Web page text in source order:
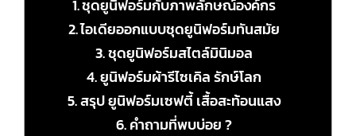
ชุดยูนิฟอร์มกับภาพลักษณ์องค์กร
ไอเดียออกแบบชุดยูนิฟอร์มทันสมัย
ชุดยูนิฟอร์มสไตล์มินิมอล
ยูนิฟอร์มผ้ารีไซเคิล รักษ์โลก
สรุป ยูนิฟอร์มเซฟตี้ เสื้อสะท้อนแสง
คำถามที่พบบ่อย ?